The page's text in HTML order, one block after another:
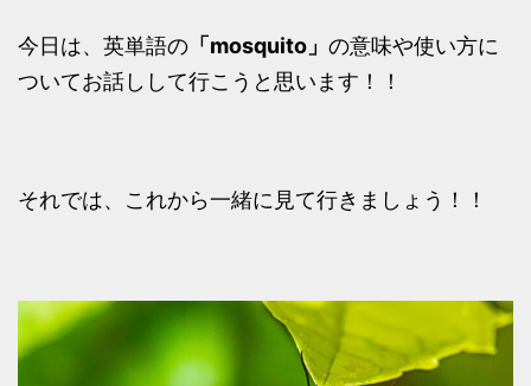
今日は、英単語の 「mosquito」 の意味や使い方に
ついてお話しして行こうと思います！！
それでは、これから一緒に見て行きましょう！！